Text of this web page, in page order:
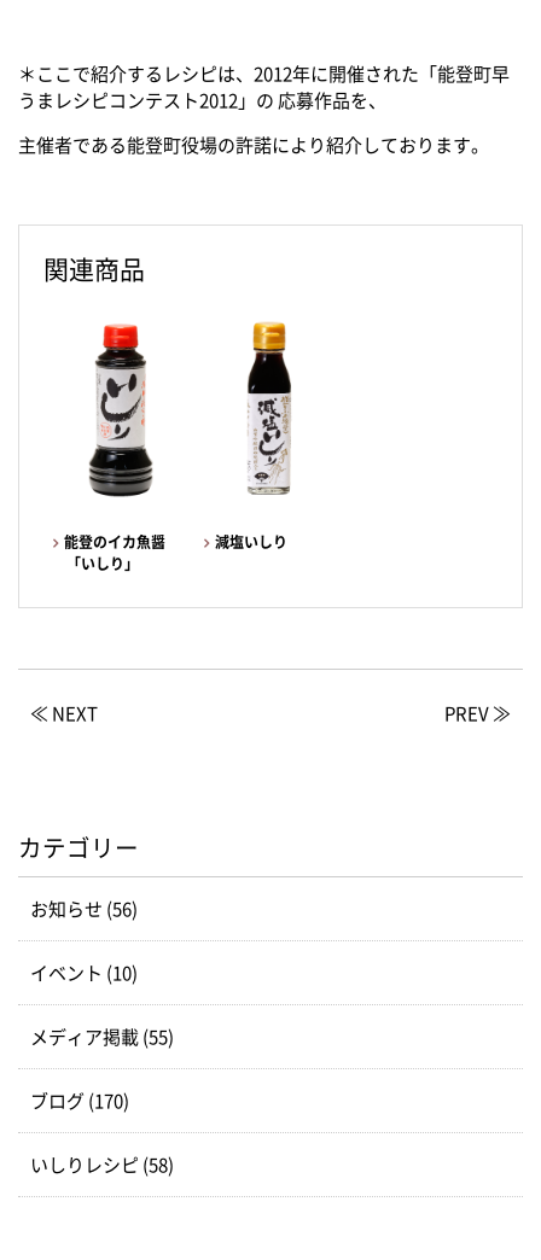
＊ここで紹介するレシピは、2012年に開催された「能登町早
うまレシピコンテスト2012」の 応募作品を、
主催者である能登町役場の許諾により紹介しております。
関連商品
能登のイカ魚醤
「いしり」
減塩いしり
≪ NEXT PREV ≫
カテゴリー
お知らせ (56)
イベント (10)
メディア掲載 (55)
ブログ (170)
いしりレシピ (58)